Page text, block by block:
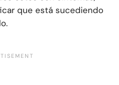
que está sucediendo